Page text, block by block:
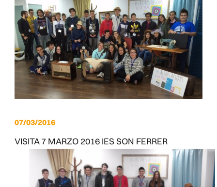
07/03/2016
VISITA 7 MARZO 2016 IES SON FERRER